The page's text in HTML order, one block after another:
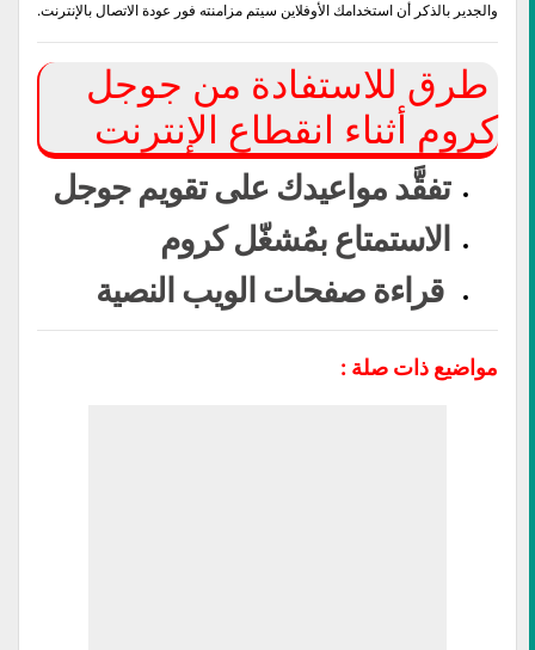
والجدير بالذكر أن استخدامك الأوفلاين سيتم مزامنته فور عودة الاتصال بالإنترنت.
طرق للاستفادة من جوجل
كروم أثناء انقطاع الإنترنت
تفقَّد مواعيدك على تقويم جوجل
الاستمتاع بمُشغّل كروم
قراءة صفحات الويب النصية
مواضيع ذات صلة :